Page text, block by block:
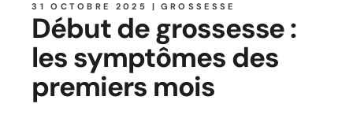
31 OCTOBRE 2025 GROSSESSE
Début de grossesse :
les symptômes des
premiers mois